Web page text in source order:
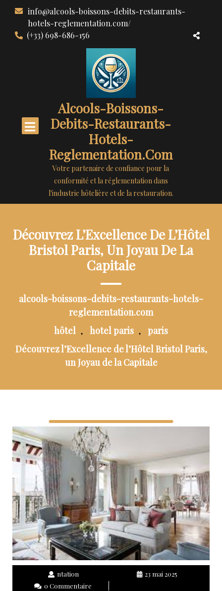
contenu
info@alcools-boissons-debits-restaurants-
hotels-reglementation.com/
(+33) 698-686-156
Alcools-Boissons-
Debits-Restaurants-
Hotels-
Reglementation.com
Votre partenaire de confiance pour la
conformité et la réglementation dans
l'industrie hôtelière et de la restauration.
Découvrez L’Excellence De L’Hôtel
Bristol Paris, Un Joyau De La
Capitale
alcools-boissons-debits-restaurants-hotels-
reglementation.com
hôtel , hotel paris ,
paris
Découvrez l’Excellence de l’Hôtel Bristol Paris,
un Joyau de la Capitale
ntation
23 mai 2025
0 Commentaire